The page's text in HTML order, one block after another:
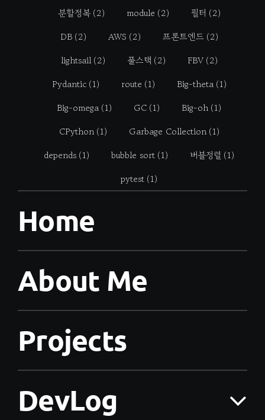
분할정복 (2) module (2) 필터 (2)
DB (2) AWS (2) 프론트엔드 (2)
lightsail (2) 풀스택 (2) FBV (2)
Pydantic (1) route (1) Big-theta (1)
Big-omega (1) GC (1) Big-oh (1)
CPython (1) Garbage Collection (1)
depends (1) bubble sort (1) 버블정렬 (1)
pytest (1)
Home
About Me
Projects
DevLog